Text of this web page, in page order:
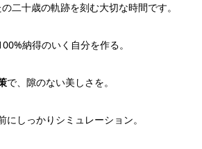
二十歳の軌跡を刻む大切な時間です。
納得のいく自分を作る。
で、隙のない美しさを。
にしっかりシミュレーション。